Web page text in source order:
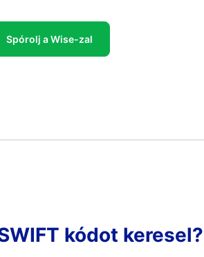
Spórolj a Wise-zal
kódot keresel?